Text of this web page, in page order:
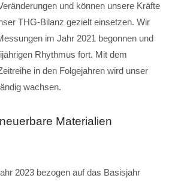
und können unsere Kräfte
THG-Bilanz gezielt einsetzen. Wir
im Jahr 2021 begonnen und
Rhythmus fort. Mit dem
in den Folgejahren wird unser
wachsen.
Materialien
2023 bezogen auf das Basisjahr